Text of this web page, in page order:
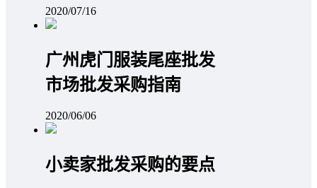
2020/07/16
广州虎门服装尾座批发
市场批发采购指南
2020/06/06
小卖家批发采购的要点